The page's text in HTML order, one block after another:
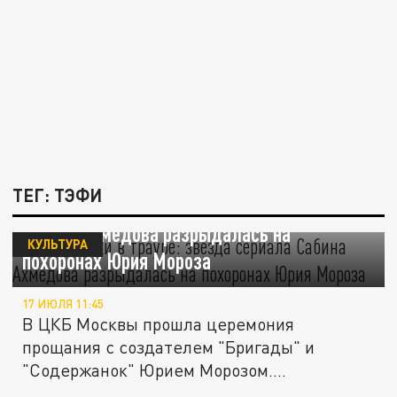
ТЕГ: ТЭФИ
"Содержанки" в трауре: звезда сериала
Сабина Ахмедова разрыдалась на
похоронах Юрия Мороза
КУЛЬТУРА
17 ИЮЛЯ 11:45
В ЦКБ Москвы прошла церемония
прощания с создателем "Бригады" и
"Содержанок" Юрием Морозом.